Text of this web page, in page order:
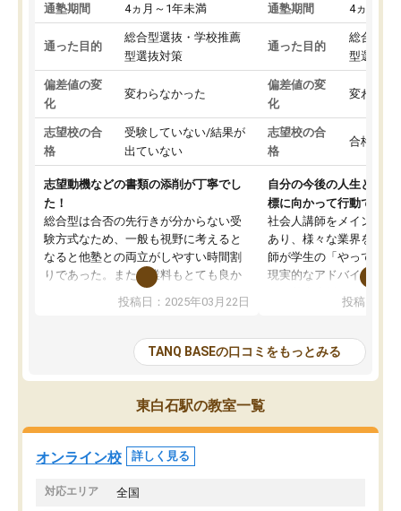
通塾期間 4ヵ月～1年未満
通った目的
総合型選抜・学校推薦
型選抜対策
偏差値の変
化
変わらなかった
志望校の合
格
受験していない/結果が
出ていない
志望動機などの書類の添削が丁寧でし
た！
総合型は合否の先行きが分からない受
験方式なため、一般も視野に考えると
なると他塾との両立がしやすい時間割
りであった。また授業料もとても良か
総合型の多くの塾は大学生が見ること
大学生の目だけでなく、数人の大人に
も目を通して頂ける。そのため多くの
意見を聞くことができ、より良いもの
を推敲することが可能だ。
どの人も優しく、親身に接してくださ
るのでやる気も出て、良かったで
す！！
投稿日：2025年03月22日
通塾期間 4ヵ月～1
通った目的
総合型選
型選抜対
偏差値の変
化
変わらな
志望校の合
格
合格した
自分の今後の人生と真剣
標に向かって行動できる
社会人講師をメインとし
あり、様々な業界を経験
師が学生の「やってみた
現実的なアドバイスを行
分野について学生知識
総合型選抜対策として志
接・小論文などの技術指
ション内容になっていま
を社会人として働いてい
投稿日：
TANQ BASEの口コミをもっとみる
東白石駅の教室一覧
オンライン校 詳しく見る
対応エリア 全国